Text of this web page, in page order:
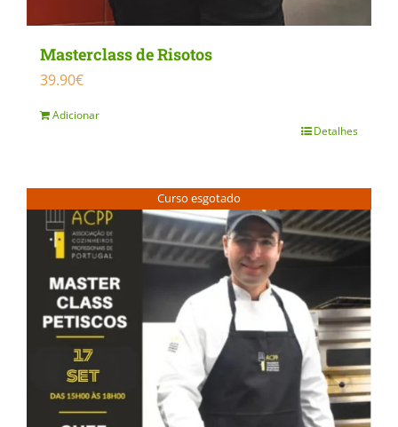
Masterclass de Risotos
39.90€
Adicionar
Detalhes
Curso esgotado